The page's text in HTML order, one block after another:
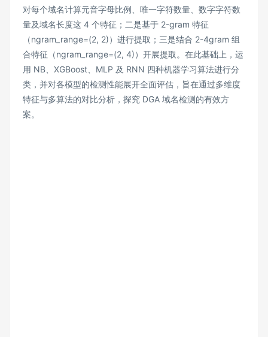
对每个域名计算元音字母比例、唯一字符数量、数字字符数
量及域名长度这 4 个特征；二是基于 2-gram 特征
（ngram_range=(2, 2)）进行提取；三是结合 2-4gram 组
合特征（ngram_range=(2, 4)）开展提取。在此基础上，运
用 NB、XGBoost、MLP 及 RNN 四种机器学习算法进行分
类，并对各模型的检测性能展开全面评估，旨在通过多维度
特征与多算法的对比分析，探究 DGA 域名检测的有效方
案。